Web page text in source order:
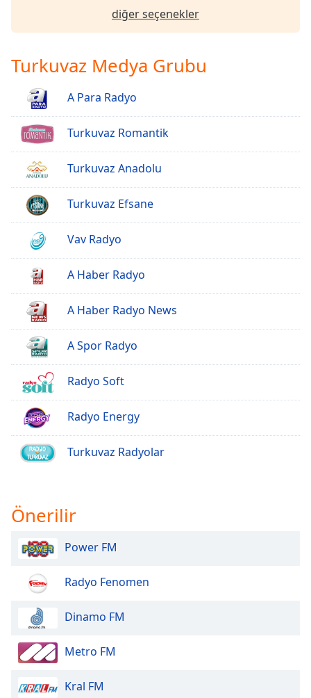
window.
close
window.
Color
Opacity
Background
Opacity
Caption
Area
Background
Color
Font
Size
Family
Reset
diğer seçenekler
Turkuvaz Medya Grubu
A Para Radyo
Turkuvaz Romantik
Turkuvaz Anadolu
Turkuvaz Efsane
Vav Radyo
A Haber Radyo
A Haber Radyo News
A Spor Radyo
Radyo Soft
Radyo Energy
Turkuvaz Radyolar
Önerilir
Power FM
Radyo Fenomen
Dinamo FM
Metro FM
Kral FM